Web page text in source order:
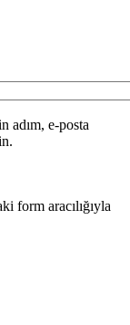
adım, e-posta
form aracılığıyla